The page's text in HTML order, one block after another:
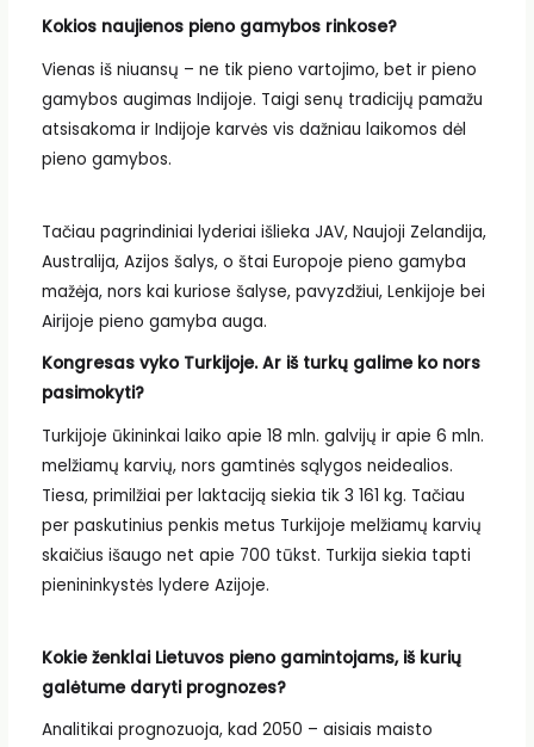
Kokios naujienos pieno gamybos rinkose?
Vienas iš niuansų – ne tik pieno vartojimo, bet ir pieno
gamybos augimas Indijoje. Taigi senų tradicijų pamažu
atsisakoma ir Indijoje karvės vis dažniau laikomos dėl
pieno gamybos.
Tačiau pagrindiniai lyderiai išlieka JAV, Naujoji Zelandija,
Australija, Azijos šalys, o štai Europoje pieno gamyba
mažėja, nors kai kuriose šalyse, pavyzdžiui, Lenkijoje bei
Airijoje pieno gamyba auga.
Kongresas vyko Turkijoje. Ar iš turkų galime ko nors
pasimokyti?
Turkijoje ūkininkai laiko apie 18 mln. galvijų ir apie 6 mln.
melžiamų karvių, nors gamtinės sąlygos neidealios.
Tiesa, primilžiai per laktaciją siekia tik 3 161 kg. Tačiau
per paskutinius penkis metus Turkijoje melžiamų karvių
skaičius išaugo net apie 700 tūkst. Turkija siekia tapti
pienininkystės lydere Azijoje.
Kokie ženklai Lietuvos pieno gamintojams, iš kurių
galėtume daryti prognozes?
Analitikai prognozuoja, kad 2050 – aisiais maisto